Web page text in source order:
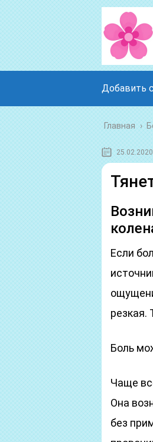
Добавить
Главная ›
25.02.2020
Если
резкая.
Боль
Чаще
Она
без